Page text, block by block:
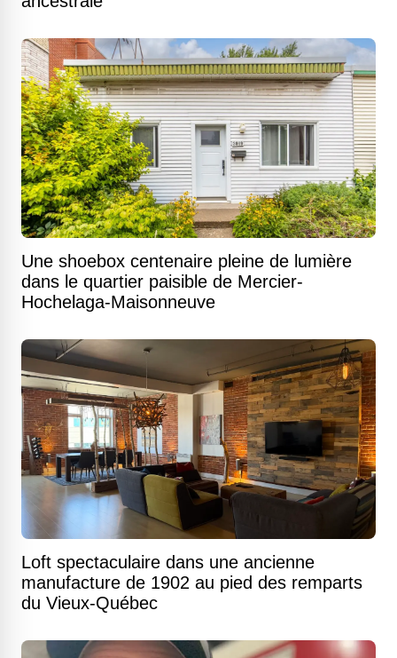
Une shoebox centenaire pleine de lumière
dans le quartier paisible de Mercier-
Hochelaga-Maisonneuve
Loft spectaculaire dans une ancienne
manufacture de 1902 au pied des remparts
du Vieux-Québec